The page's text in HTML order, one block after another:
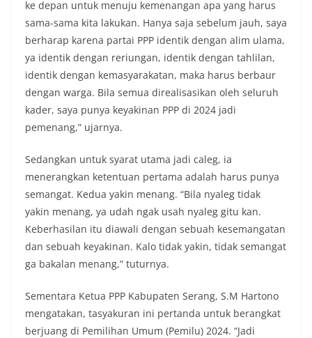
ke depan untuk menuju kemenangan apa yang harus
sama-sama kita lakukan. Hanya saja sebelum jauh, saya
berharap karena partai PPP identik dengan alim ulama,
ya identik dengan reriungan, identik dengan tahlilan,
identik dengan kemasyarakatan, maka harus berbaur
dengan warga. Bila semua direalisasikan oleh seluruh
kader, saya punya keyakinan PPP di 2024 jadi
pemenang,” ujarnya.
Sedangkan untuk syarat utama jadi caleg, ia
menerangkan ketentuan pertama adalah harus punya
semangat. Kedua yakin menang. “Bila nyaleg tidak
yakin menang, ya udah ngak usah nyaleg gitu kan.
Keberhasilan itu diawali dengan sebuah kesemangatan
dan sebuah keyakinan. Kalo tidak yakin, tidak semangat
ga bakalan menang,” tuturnya.
Sementara Ketua PPP Kabupaten Serang, S.M Hartono
mengatakan, tasyakuran ini pertanda untuk berangkat
berjuang di Pemilihan Umum (Pemilu) 2024. “Jadi